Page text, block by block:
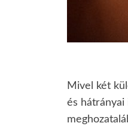
Mivel két
és hátrányai